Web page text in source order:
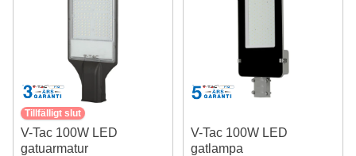
Tillfälligt slut
V-Tac 100W LED
gatuarmatur
V-Tac 100W LED
gatlampa